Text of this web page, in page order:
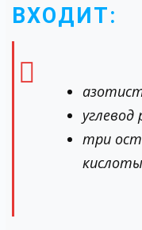
ВХОДИТ:
углевод
три